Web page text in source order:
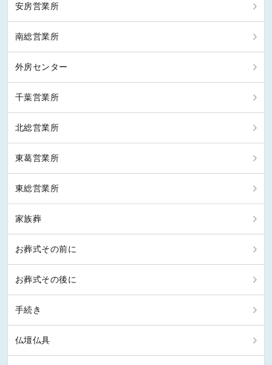
安房営業所
南総営業所
外房センター
千葉営業所
北総営業所
東葛営業所
東総営業所
家族葬
お葬式その前に
お葬式その後に
手続き
仏壇仏具